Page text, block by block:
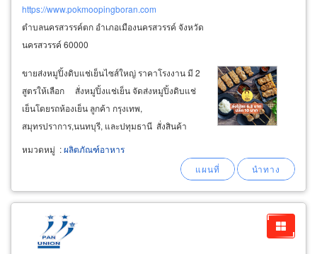
https://www.pokmoopingboran.com
ตำบลนครสวรรค์ตก อำเภอเมืองนครสวรรค์ จังหวัด
นครสวรรค์ 60000
ขายส่งหมูปิ้งดิบแช่เย็นไซส์ใหญ่ ราคาโรงงาน มี 2
สูตรให้เลือก สั่งหมูปิ้งแช่เย็น จัดส่งหมูปิ้งดิบแช่
เย็นโดยรถห้องเย็น ลูกค้า กรุงเทพ,
สมุทรปราการ,นนทบุรี, และปทุมธานี สั่งสินค้า
ครบ 11 ส่งฟรี + ฟรีลังโฟม ส่งฟรี สามารถหาซื้อ
สินค้าได้ที่จุดกระจายสินค้าของโรงงานใกล้บ้าน
หมวดหมู่ :ผลิตภัณฑ์อาหาร